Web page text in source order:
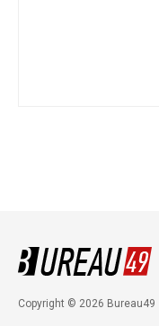
Copyright © 2026 Bureau49